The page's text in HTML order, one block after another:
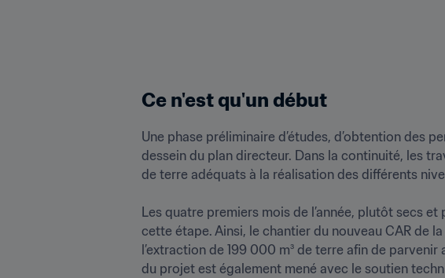
Ce n'est qu'un début
Une phase préliminaire d’études, d’obtention des
dessein du plan directeur. Dans la continuité, les
de terre adéquats à la réalisation des différents
Les quatre premiers mois de l’année, plutôt secs
cette étape. Ainsi, le chantier du nouveau CAR de
l’extraction de 199 000 m³ de terre afin de